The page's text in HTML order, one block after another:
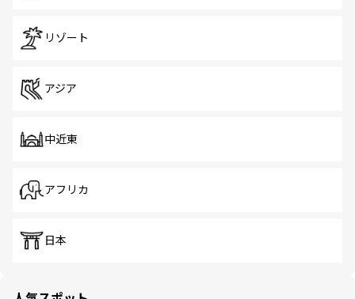
リゾート
アジア
中近東
アフリカ
日本